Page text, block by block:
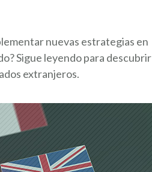
nuevas estrategias en
Sigue leyendo para descubrir
extranjeros.